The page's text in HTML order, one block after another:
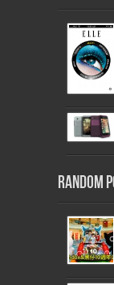
Random